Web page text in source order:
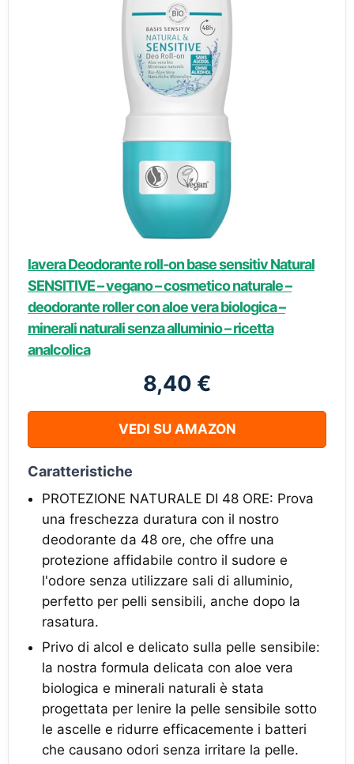
lavera Deodorante roll-on base sensitiv Natural
SENSITIVE – vegano – cosmetico naturale –
deodorante roller con aloe vera biologica –
minerali naturali senza alluminio – ricetta
analcolica
8,40 €
VEDI SU AMAZON
Caratteristiche
PROTEZIONE NATURALE DI 48 ORE: Prova
una freschezza duratura con il nostro
deodorante da 48 ore, che offre una
protezione affidabile contro il sudore e
l'odore senza utilizzare sali di alluminio,
perfetto per pelli sensibili, anche dopo la
rasatura.
Privo di alcol e delicato sulla pelle sensibile:
la nostra formula delicata con aloe vera
biologica e minerali naturali è stata
progettata per lenire la pelle sensibile sotto
le ascelle e ridurre efficacemente i batteri
che causano odori senza irritare la pelle.